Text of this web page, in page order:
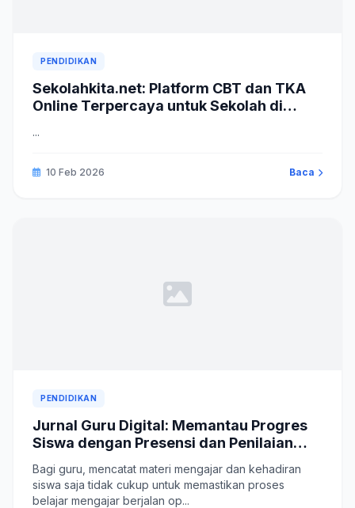
PENDIDIKAN
Sekolahkita.net: Platform CBT dan TKA
Online Terpercaya untuk Sekolah di
...
10 Feb 2026 Baca
PENDIDIKAN
Jurnal Guru Digital: Memantau Progres
Siswa dengan Presensi dan Penilaian
Bagi guru, mencatat materi mengajar dan kehadiran
siswa saja tidak cukup untuk memastikan proses
belajar mengajar berjalan op...